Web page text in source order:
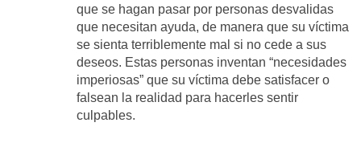
que se hagan pasar por personas desvalidas
que necesitan ayuda, de manera que su víctima
se sienta terriblemente mal si no cede a sus
deseos. Estas personas inventan “necesidades
imperiosas” que su víctima debe satisfacer o
falsean la realidad para hacerles sentir
culpables.